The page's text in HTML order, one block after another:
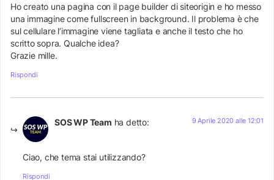
Ho creato una pagina con il page builder di siteorigin e ho messo
una immagine come fullscreen in background. Il problema è che
sul cellulare l’immagine viene tagliata e anche il testo che ho
scritto sopra. Qualche idea?
Grazie mille.
Rispondi
SOS WP Team ha detto: 9 Aprile 2020 alle 12:01
Ciao, che tema stai utilizzando?
Rispondi